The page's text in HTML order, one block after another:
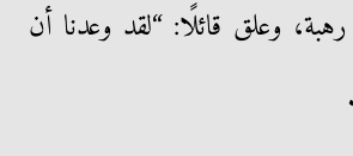
وعلق قائلًا: “لقد وعدنا أن